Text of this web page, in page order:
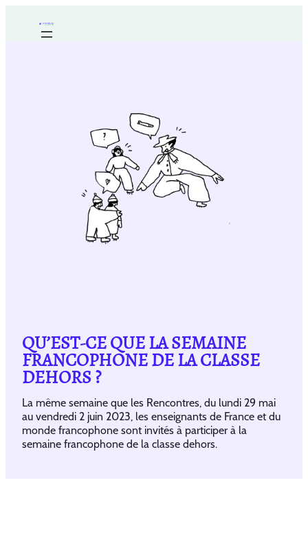
QU’EST-CE QUE LA SEMAINE
FRANCOPHONE DE LA CLASSE
DEHORS ?
La même semaine que les Rencontres, du lundi 29 mai
au vendredi 2 juin 2023, les enseignants de France et du
monde francophone sont invités à participer à la
semaine francophone de la classe dehors.